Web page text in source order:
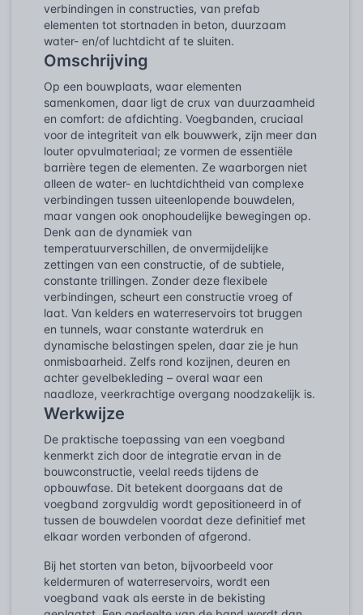
verbindingen in constructies, van prefab
elementen tot stortnaden in beton, duurzaam
water- en/of luchtdicht af te sluiten.
Omschrijving
Op een bouwplaats, waar elementen
samenkomen, daar ligt de crux van duurzaamheid
en comfort: de afdichting. Voegbanden, cruciaal
voor de integriteit van elk bouwwerk, zijn meer dan
louter opvulmateriaal; ze vormen de essentiële
barrière tegen de elementen. Ze waarborgen niet
alleen de water- en luchtdichtheid van complexe
verbindingen tussen uiteenlopende bouwdelen,
maar vangen ook onophoudelijke bewegingen op.
Denk aan de dynamiek van
temperatuurverschillen, de onvermijdelijke
zettingen van een constructie, of de subtiele,
constante trillingen. Zonder deze flexibele
verbindingen, scheurt een constructie vroeg of
laat. Van kelders en waterreservoirs tot bruggen
en tunnels, waar constante waterdruk en
dynamische belastingen spelen, daar zie je hun
onmisbaarheid. Zelfs rond kozijnen, deuren en
achter gevelbekleding – overal waar een
naadloze, veerkrachtige overgang noodzakelijk is.
Werkwijze
De praktische toepassing van een voegband
kenmerkt zich door de integratie ervan in de
bouwconstructie, veelal reeds tijdens de
opbouwfase. Dit betekent doorgaans dat de
voegband zorgvuldig wordt gepositioneerd in of
tussen de bouwdelen voordat deze definitief met
elkaar worden verbonden of afgerond.
Bij het storten van beton, bijvoorbeeld voor
keldermuren of waterreservoirs, wordt een
voegband vaak als eerste in de bekisting